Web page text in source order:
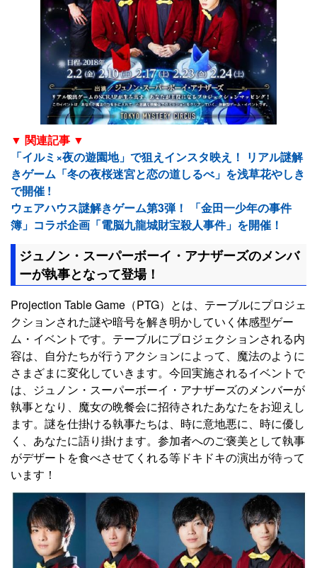
▼ 関連記事 ▼
「イルミ×夜の遊園地」で狙えインスタ映え！ リアル謎解
きゲーム「冬の夜桜迷宮と恋の道しるべ」を浅草花やしき
で開催 !
ウェアハウス謎解きゲーム第3弾！ 「金田一少年の事件
簿」コラボ企画「電脳九龍城財宝殺人事件」を開催！
ジュノン・スーパーボーイ・アナザーズのメンバ
ーが執事となって登場！
Projection Table Game（PTG）とは、テーブルにプロジェ
クションされた謎や暗号を解き明かしていく体感型ゲー
ム・イベントです。テーブルにプロジェクションされる内
容は、自分たちが行うアクションによって、魔法のように
さまざまに変化していきます。今回実施されるイベントで
は、ジュノン・スーパーボーイ・アナザーズのメンバーが
執事となり、魔女の晩餐会に招待されたあなたをお迎えし
ます。謎を仕掛ける執事たちは、時に意地悪に、時に優し
く、あなたに語り掛けます。参加者へのご褒美として執事
がデザートを食べさせてくれる等ドキドキの演出が待って
います！